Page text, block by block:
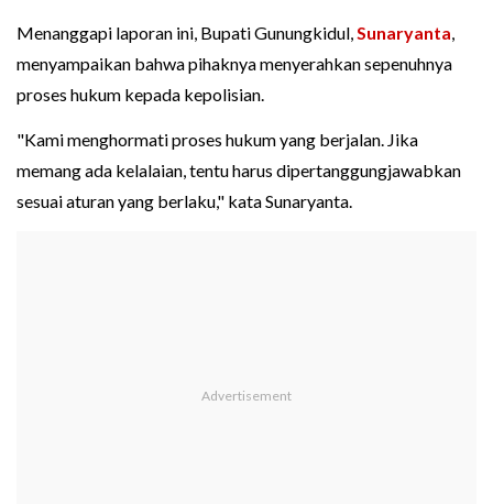
Menanggapi laporan ini, Bupati Gunungkidul,Sunaryanta,
menyampaikan bahwa pihaknya menyerahkan sepenuhnya
proses hukum kepada kepolisian.
"Kami menghormati proses hukum yang berjalan. Jika
memang ada kelalaian, tentu harus dipertanggungjawabkan
sesuai aturan yang berlaku," kata Sunaryanta.